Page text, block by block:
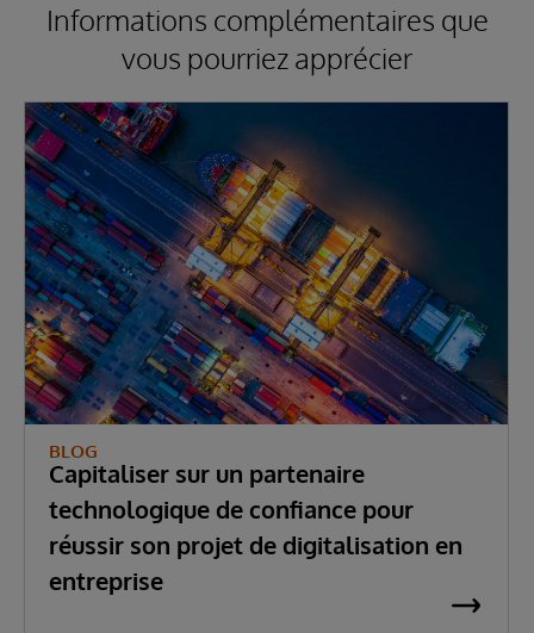
Informations complémentaires que
vous pourriez apprécier
BLOG
Capitaliser sur un partenaire
technologique de confiance pour
réussir son projet de digitalisation en
entreprise